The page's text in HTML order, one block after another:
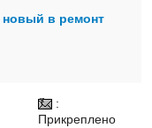
новый в ремонт
:
Прикреплено